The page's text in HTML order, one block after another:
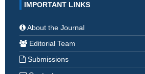
IMPORTANT LINKS
About the Journal
Editorial Team
Submissions